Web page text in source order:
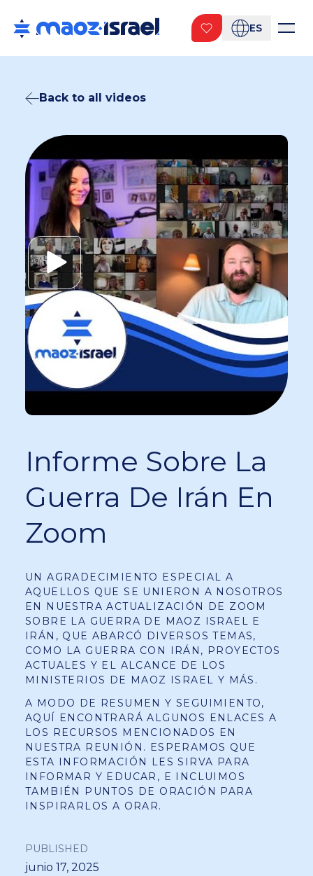
ES
Back to all videos
Informe Sobre La
Guerra De Irán En
Zoom
UN AGRADECIMIENTO ESPECIAL A
AQUELLOS QUE SE UNIERON A NOSOTROS
EN NUESTRA ACTUALIZACIÓN DE ZOOM
SOBRE LA GUERRA DE MAOZ ISRAEL E
IRÁN, QUE ABARCÓ DIVERSOS TEMAS,
COMO LA GUERRA CON IRÁN, PROYECTOS
ACTUALES Y EL ALCANCE DE LOS
MINISTERIOS DE MAOZ ISRAEL Y MÁS.
A MODO DE RESUMEN Y SEGUIMIENTO,
AQUÍ ENCONTRARÁ ALGUNOS ENLACES A
LOS RECURSOS MENCIONADOS EN
NUESTRA REUNIÓN. ESPERAMOS QUE
ESTA INFORMACIÓN LES SIRVA PARA
INFORMAR Y EDUCAR, E INCLUIMOS
TAMBIÉN PUNTOS DE ORACIÓN PARA
INSPIRARLOS A ORAR.
PUBLISHED
junio 17, 2025